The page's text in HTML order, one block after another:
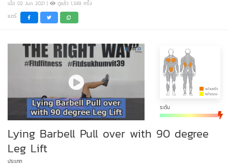
เมื่อ 02 Jun 2021 | ดูแล้ว 1,349 ครั้ง
แชร์
ระดับ
Lying Barbell Pull over with 90 degree
Leg Lift
ประเภท